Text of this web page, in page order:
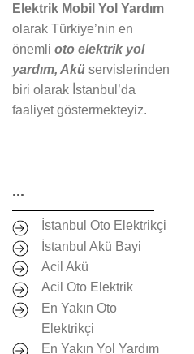
Elektrik Mobil Yol Yardım
olarak Türkiye’nin en
önemli oto elektrik yol
yardım, Akü servislerinden
biri olarak İstanbul’da
faaliyet göstermekteyiz.
...
İstanbul Oto Elektrikçi
İstanbul Akü Bayi
Acil Akü
Acil Oto Elektrik
En Yakın Oto
Elektrikçi
En Yakın Yol Yardım